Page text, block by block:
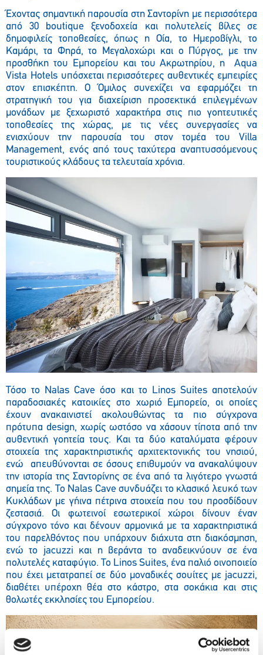
Έχοντας σημαντική παρουσία στη Σαντορίνη με περισσότερα
από 30 boutique ξενοδοχεία και πολυτελείς βίλες σε
δημοφιλείς τοποθεσίες, όπως η Οία, το Ημεροβίγλι, το
Καμάρι, τα Φηρά, το Μεγαλοχώρι και ο Πύργος, με την
προσθήκη του Εμπορείου και του Ακρωτηρίου, η Aqua
Vista Hotels υπόσχεται περισσότερες αυθεντικές εμπειρίες
στον επισκέπτη. Ο Όμιλος συνεχίζει να εφαρμόζει τη
στρατηγική του για διαχείριση προσεκτικά επιλεγμένων
μονάδων με ξεχωριστό χαρακτήρα στις πιο γοητευτικές
τοποθεσίες της χώρας, με τις νέες συνεργασίες να
ενισχύουν την παρουσία του στον τομέα του Villa
Management, ενός από τους ταχύτερα αναπτυσσόμενους
τουριστικούς κλάδους τα τελευταία χρόνια.
Τόσο το Nalas Cave όσο και το Linos Suites αποτελούν
παραδοσιακές κατοικίες στο χωριό Εμπορείο, οι οποίες
έχουν ανακαινιστεί ακολουθώντας τα πιο σύγχρονα
πρότυπα design, χωρίς ωστόσο να χάσουν τίποτα από την
αυθεντική γοητεία τους. Και τα δύο καταλύματα φέρουν
στοιχεία της χαρακτηριστικής αρχιτεκτονικής του νησιού,
ενώ απευθύνονται σε όσους επιθυμούν να ανακαλύψουν
την ιστορία της Σαντορίνης σε ένα από τα λιγότερο γνωστά
σημεία της. Το Nalas Cave συνδυάζει το κλασικό λευκό των
Κυκλάδων με γήινα πέτρινα στοιχεία που του προσδίδουν
ζεστασιά. Οι φωτεινοί εσωτερικοί χώροι δίνουν έναν
σύγχρονο τόνο και δένουν αρμονικά με τα χαρακτηριστικά
του παρελθόντος που υπάρχουν διάχυτα στη διακόσμηση,
ενώ το jacuzzi και η βεράντα το αναδεικνύουν σε ένα
πολυτελές καταφύγιο. Το Linos Suites, ένα παλιό οινοποιείο
που έχει μετατραπεί σε δύο μοναδικές σουίτες με jacuzzi,
διαθέτει υπέροχη θέα στο κάστρο, στα σοκάκια και στις
θολωτές εκκλησίες του Εμπορείου.